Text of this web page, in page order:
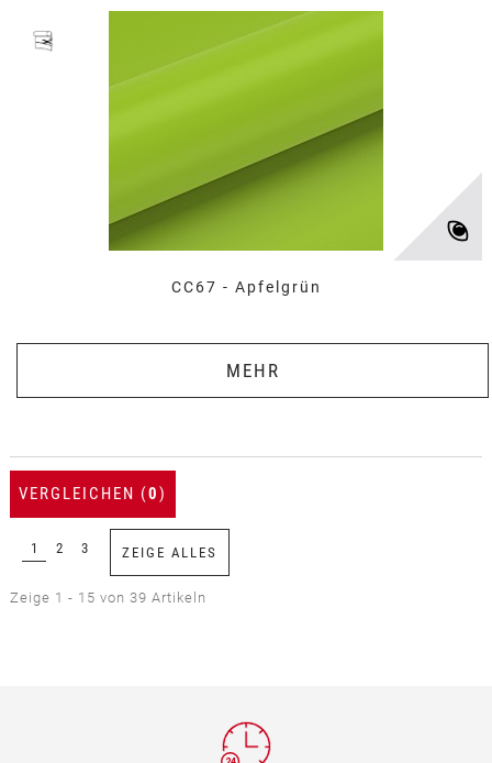
CC67 - Apfelgrün
MEHR
VERGLEICHEN (0)
ZEIGE ALLES
1 2 3
Zeige 1 - 15 von 39 Artikeln